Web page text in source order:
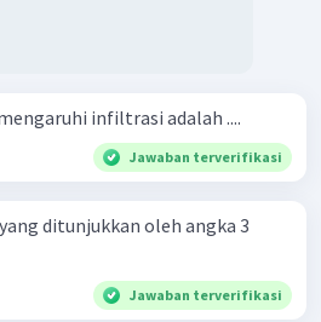
infiltrasi adalah ....
Jawaban terverifikasi
ditunjukkan oleh angka 3
Jawaban terverifikasi